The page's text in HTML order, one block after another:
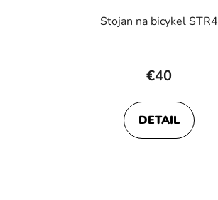
Stojan na bicykel STR4
€40
DETAIL